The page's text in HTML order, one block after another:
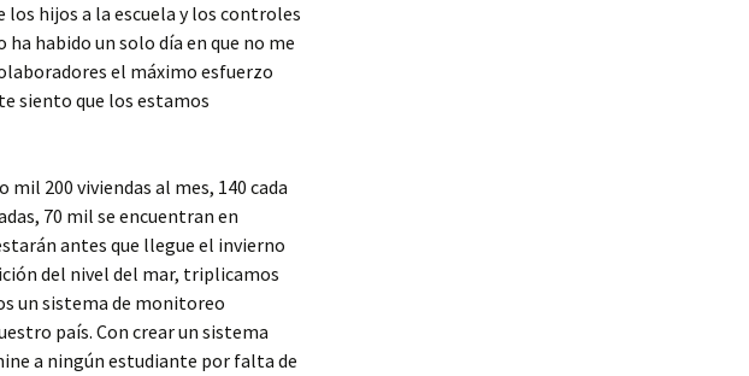
hijos a la escuela y los controles
ha habido un solo día en que no me
el máximo esfuerzo
siento que los estamos
200 viviendas al mes, 140 cada
70 mil se encuentran en
antes que llegue el invierno
del nivel del mar, triplicamos
un sistema de monitoreo
país. Con crear un sistema
a ningún estudiante por falta de